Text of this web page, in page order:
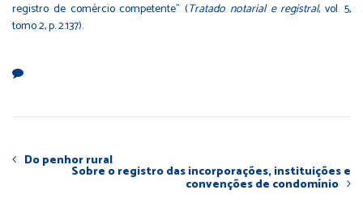
registro de comércio competente” (Tratado notarial e registral, vol. 5,
tomo 2, p. 2.137).
Do penhor rural
Sobre o registro das incorporações, instituições e
convenções de condomínio